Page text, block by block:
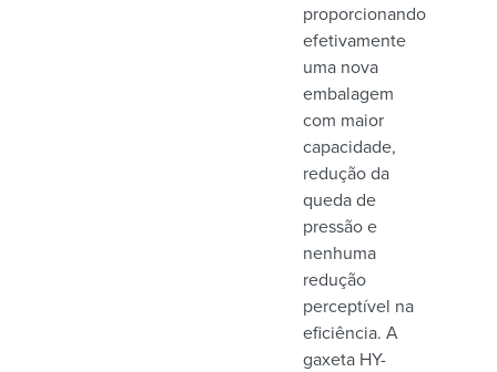
proporcionando
efetivamente
uma nova
embalagem
com maior
capacidade,
redução da
queda de
pressão e
nenhuma
redução
perceptível na
eficiência. A
gaxeta HY-